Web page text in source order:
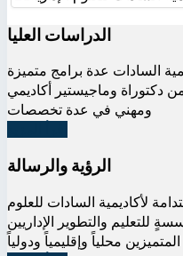
الدراسات العليا
السادات عدة برامج متميزة
دكتوراة وماجيستير أكاديمي
ومهني في عدة تخصصات
الرؤية والرسالة
لأكاديمية السادات للعلوم
للتعليم والتطوير الإداريين
المتميزين محلياً وإقليمياً ودولياً